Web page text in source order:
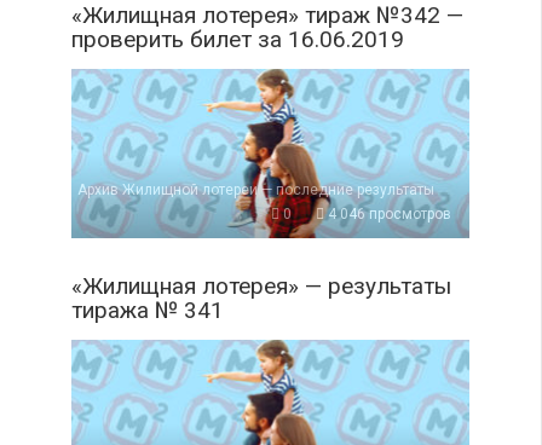
«Жилищная лотерея» тираж №342 —
проверить билет за 16.06.2019
Архив Жилищной лотереи — последние результаты
0
4 046 просмотров
«Жилищная лотерея» — результаты
тиража № 341